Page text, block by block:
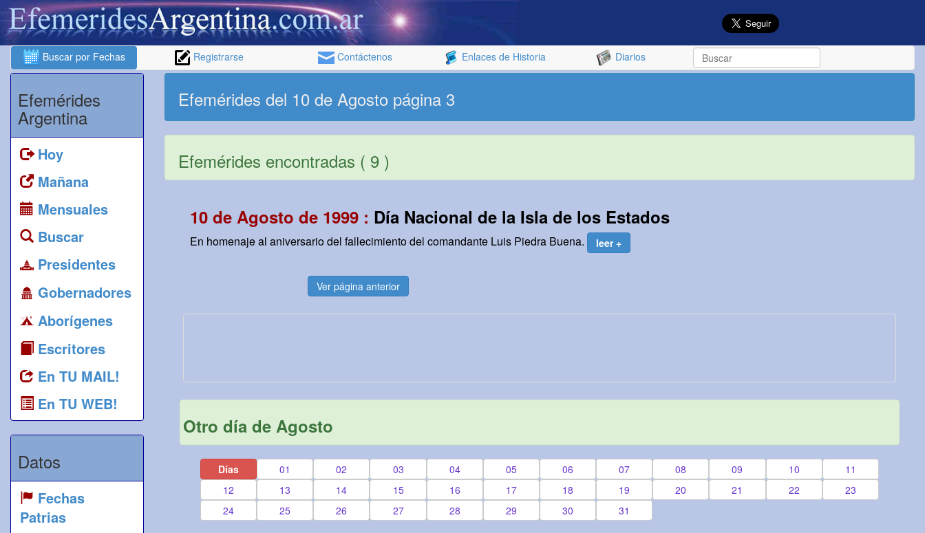
Buscar por Fechas Registrarse Contáctenos Enlaces de Historia Diarios
Efemérides
Argentina
Hoy
Mañana
Mensuales
Buscar
Presidentes
Gobernadores
Aborígenes
Escritores
En TU MAIL!
En TU WEB!
Datos
Fechas
Patrias
Efemérides del 10 de Agosto página 3
Efemérides encontradas ( 9 )
10 de Agosto de 1999 : Día Nacional de la Isla de los Estados
En homenaje al aniversario del fallecimiento del comandante Luis Piedra Buena. leer +
Ver página anterior
Otro día de Agosto
Días 01 02 03 04 05 06 07 08 09 10
11
12
13 14 15 16 17 18 19 20 21 22
23
24
25 26 27 28 29 30 31